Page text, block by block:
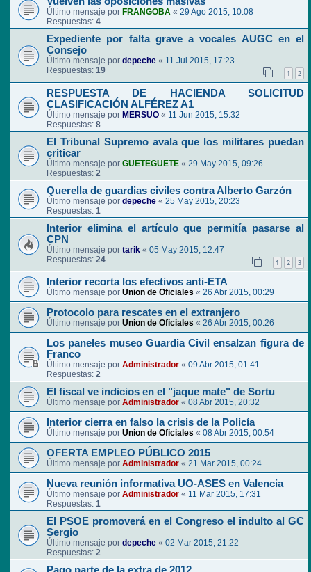
Último mensaje por FRANGOBA « 29 Ago 2015, 10:08
Respuestas: 4
Expediente por falta grave a vocales AUGC en el
Consejo
Último mensaje por depeche « 11 Jul 2015, 17:23
Respuestas: 19 1 2
RESPUESTA DE HACIENDA SOLICITUD
CLASIFICACIÓN ALFÉREZ A1
Último mensaje por MERSUO « 11 Jun 2015, 15:32
Respuestas: 8
El Tribunal Supremo avala que los militares puedan
criticar
Último mensaje por GUETEGUETE « 29 May 2015, 09:26
Respuestas: 2
Querella de guardias civiles contra Alberto Garzón
Último mensaje por depeche « 25 May 2015, 20:23
Respuestas: 1
Interior elimina el artículo que permitía pasarse al
CPN
Último mensaje por tarik « 05 May 2015, 12:47
Respuestas: 24 1 2 3
Interior recorta los efectivos anti-ETA
Último mensaje por Union de Oficiales « 26 Abr 2015, 00:29
Protocolo para rescates en el extranjero
Último mensaje por Union de Oficiales « 26 Abr 2015, 00:26
Los paneles museo Guardia Civil ensalzan figura de
Franco
Último mensaje por Administrador « 09 Abr 2015, 01:41
Respuestas: 2
El fiscal ve indicios en el "jaque mate" de Sortu
Último mensaje por Administrador « 08 Abr 2015, 20:32
Interior cierra en falso la crisis de la Policía
Último mensaje por Union de Oficiales « 08 Abr 2015, 00:54
OFERTA EMPLEO PÚBLICO 2015
Último mensaje por Administrador « 21 Mar 2015, 00:24
Nueva reunión informativa UO-ASES en Valencia
Último mensaje por Administrador « 11 Mar 2015, 17:31
Respuestas: 1
El PSOE promoverá en el Congreso el indulto al GC
Sergio
Último mensaje por depeche « 02 Mar 2015, 21:22
Respuestas: 2